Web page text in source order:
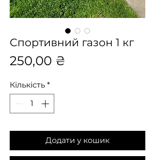
Спортивний газон 1 кг
250,00 ₴
Кількість *
Додати у кошик